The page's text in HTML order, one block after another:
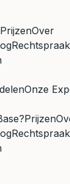
PrijzenOver
Rechtspraak
Onze
Prijzen
Rechtspraak